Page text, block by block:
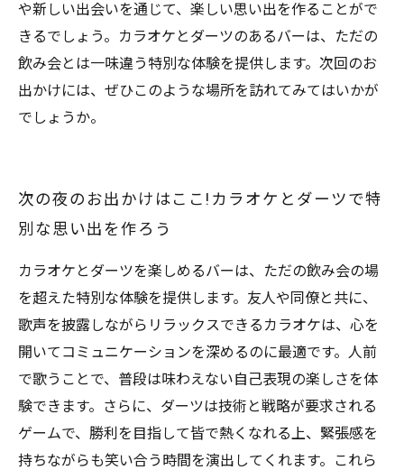
や新しい出会いを通じて、楽しい思い出を作ることがで
きるでしょう。カラオケとダーツのあるバーは、ただの
飲み会とは一味違う特別な体験を提供します。次回のお
出かけには、ぜひこのような場所を訪れてみてはいかが
でしょうか。
次の夜のお出かけはここ!カラオケとダーツで特
別な思い出を作ろう
カラオケとダーツを楽しめるバーは、ただの飲み会の場
を超えた特別な体験を提供します。友人や同僚と共に、
歌声を披露しながらリラックスできるカラオケは、心を
開いてコミュニケーションを深めるのに最適です。人前
で歌うことで、普段は味わえない自己表現の楽しさを体
験できます。さらに、ダーツは技術と戦略が要求される
ゲームで、勝利を目指して皆で熱くなれる上、緊張感を
持ちながらも笑い合う時間を演出してくれます。これら